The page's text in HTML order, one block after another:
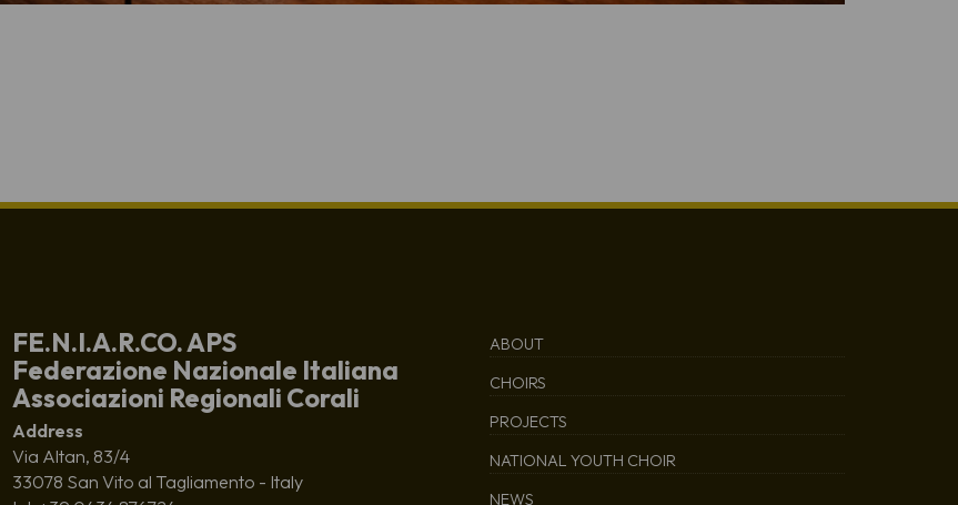
FE.N.I.A.R.CO. APS
Federazione Nazionale Italiana
Associazioni Regionali Corali
Address
Via Altan, 83/4
33078 San Vito al Tagliamento - Italy
ABOUT
CHOIRS
PROJECTS
NATIONAL YOUTH CHOIR
NEWS